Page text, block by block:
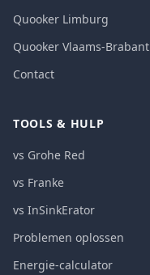
Quooker Limburg
Quooker Vlaams-Brabant
Contact
TOOLS & HULP
vs Grohe Red
vs Franke
vs InSinkErator
Problemen oplossen
Energie-calculator